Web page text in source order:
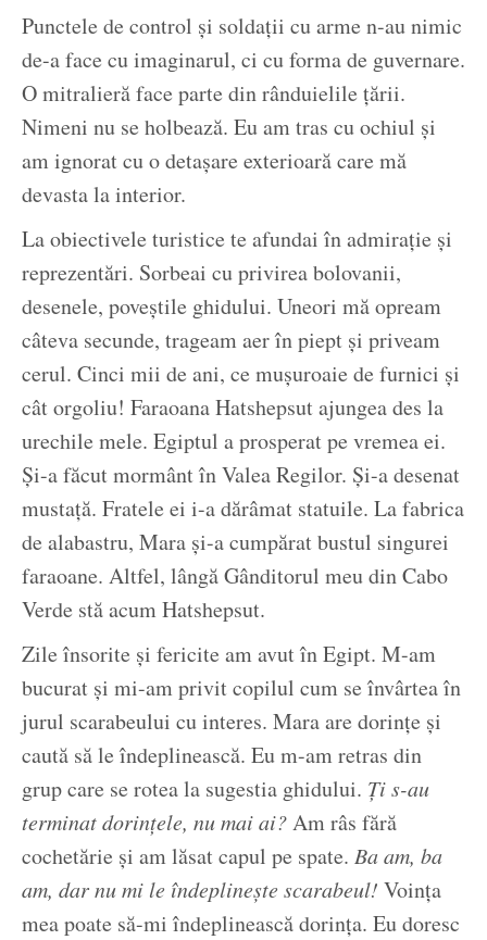
Punctele de control și soldații cu arme n-au nimic
de-a face cu imaginarul, ci cu forma de guvernare.
O mitralieră face parte din rânduielile țării.
Nimeni nu se holbează. Eu am tras cu ochiul și
am ignorat cu o detașare exterioară care mă
devasta la interior.
La obiectivele turistice te afundai în admirație și
reprezentări. Sorbeai cu privirea bolovanii,
desenele, poveștile ghidului. Uneori mă opream
câteva secunde, trageam aer în piept și priveam
cerul. Cinci mii de ani, ce mușuroaie de furnici și
cât orgoliu! Faraoana Hatshepsut ajungea des la
urechile mele. Egiptul a prosperat pe vremea ei.
Și-a făcut mormânt în Valea Regilor. Și-a desenat
mustață. Fratele ei i-a dărâmat statuile. La fabrica
de alabastru, Mara și-a cumpărat bustul singurei
faraoane. Altfel, lângă Gânditorul meu din Cabo
Verde stă acum Hatshepsut.
Zile însorite și fericite am avut în Egipt. M-am
bucurat și mi-am privit copilul cum se învârtea în
jurul scarabeului cu interes. Mara are dorințe și
caută să le îndeplinească. Eu m-am retras din
grup care se rotea la sugestia ghidului. Ți s-au
terminat dorințele, nu mai ai?Am râs fără
cochetărie și am lăsat capul pe spate. Ba am, ba
am, dar nu mi le îndeplinește scarabeul! Voința
mea poate să-mi îndeplinească dorința. Eu doresc